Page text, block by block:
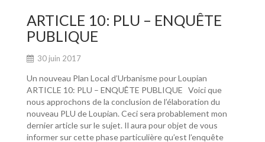
o
o
k
er
ARTICLE 10: PLU – ENQUÊTE
PUBLIQUE
30 juin 2017
Un nouveau Plan Local d’Urbanisme pour Loupian
ARTICLE 10: PLU – ENQUÊTE PUBLIQUE Voici que
nous approchons de la conclusion de l’élaboration du
nouveau PLU de Loupian. Ceci sera probablement mon
dernier article sur le sujet. Il aura pour objet de vous
informer sur cette phase particulière qu’est l’enquête